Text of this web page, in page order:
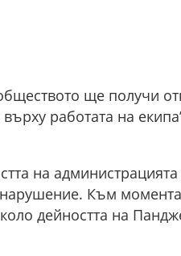
ще получи
работата на
на администрацията
нарушение. Към момента
дейността на